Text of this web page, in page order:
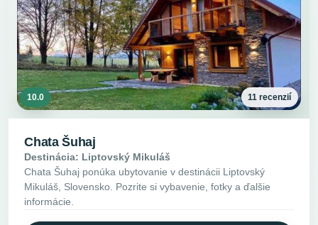
10.0 11 recenzií
Chata Šuhaj
Destinácia: Liptovský Mikuláš
Chata Šuhaj ponúka ubytovanie v destinácii Liptovský
Mikuláš, Slovensko. Pozrite si vybavenie, fotky a ďalšie
informácie.